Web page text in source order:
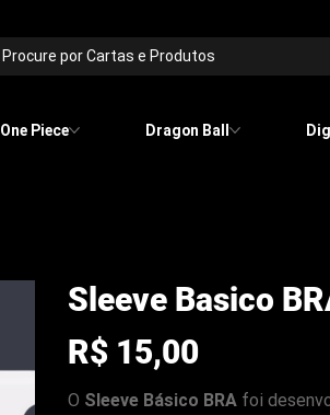
One Piece Dragon Ball
Procure por Cartas e Produtos
Sleeve Basico
Preço
R$ 15,00
O Sleeve Básico BRAfoi